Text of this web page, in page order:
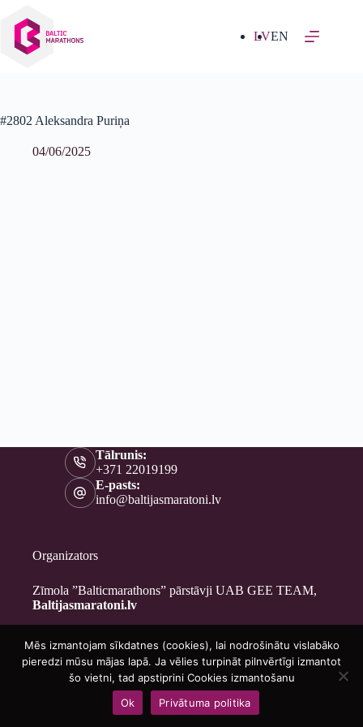
saturu
LVEN
#2802 Aleksandra Puriņa
04/06/2025
Tālrunis:
+371 22019199
E-pasts:
info@baltijasmaratoni.lv
Organizators
Zīmola ”Balticmarathons” pārstāvji UAB GEE TEAM,
Baltijasmaratoni.lv
Kontakti
Par mums
Brīvprātīgajiem
Privātuma politika
Copyright © 2026 - Baltijasmaratoni.lv
Mēs izmantojam sīkdatnes (cookies), lai nodrošinātu vislabāko
pieredzi mūsu mājas lapā. Ja vēlies turpināt pilnvērtīgi izmantot
šo vietni, tad apstiprini Cookies izmantošanu
Ok
Privātuma politika